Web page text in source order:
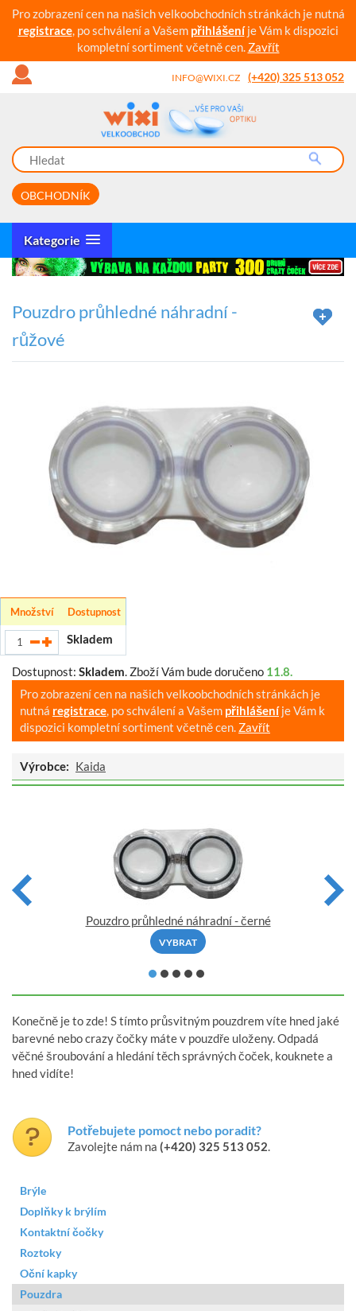
Pro zobrazení cen na našich velkoobchodních stránkách je nutná
registrace, po schválení a Vašem přihlášeníje Vám k dispozici
kompletní sortiment včetně cen. Zavřít
INFO@WIXI.CZ (+420) 325 513 052
OBCHODNÍK
Kategorie
Pouzdro průhledné náhradní -
růžové
Množství Dostupnost
Skladem
Dostupnost: Skladem. Zboží Vám bude doručeno 11.8.
Pro zobrazení cen na našich velkoobchodních stránkách je
nutná registrace, po schválení a Vašem přihlášeníje Vám k
dispozici kompletní sortiment včetně cen. Zavřít
Výrobce: Kaida
Pouzdro průhledné náhradní - černé
VYBRAT
Konečně je to zde! S tímto průsvitným pouzdrem víte hned jaké
barevné nebo crazy čočky máte v pouzdře uloženy. Odpadá
věčné šroubování a hledání těch správných čoček, kouknete a
hned vidíte!
Potřebujete pomoct nebo poradit?
Zavolejte nám na (+420) 325 513 052.
Brýle
Doplňky k brýlím
Kontaktní čočky
Roztoky
Oční kapky
Pouzdra